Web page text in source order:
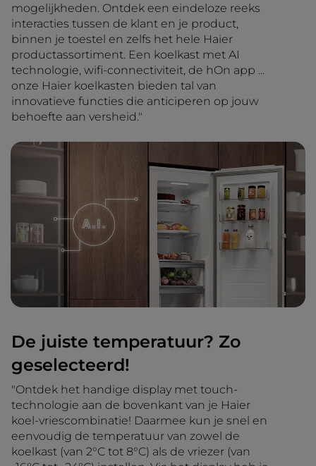
mogelijkheden. Ontdek een eindeloze reeks
interacties tussen de klant en je product,
binnen je toestel en zelfs het hele Haier
productassortiment. Een koelkast met AI
technologie, wifi-connectiviteit, de hOn app ...
onze Haier koelkasten bieden tal van
innovatieve functies die anticiperen op jouw
behoefte aan versheid."
De juiste temperatuur? Zo
geselecteerd!
"Ontdek het handige display met touch-
technologie aan de bovenkant van je Haier
koel-vriescombinatie! Daarmee kun je snel en
eenvoudig de temperatuur van zowel de
koelkast (van 2°C tot 8°C) als de vriezer (van